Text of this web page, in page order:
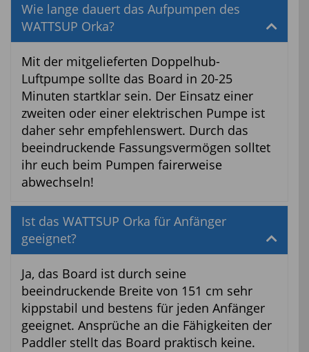
Wie lange dauert das Aufpumpen des
WATTSUP Orka?
Mit der mitgelieferten Doppelhub-
Luftpumpe sollte das Board in 20-25
Minuten startklar sein. Der Einsatz einer
zweiten oder einer elektrischen Pumpe ist
daher sehr empfehlenswert. Durch das
beeindruckende Fassungsvermögen solltet
ihr euch beim Pumpen fairerweise
abwechseln!
Ist das WATTSUP Orka für Anfänger
geeignet?
Ja, das Board ist durch seine
beeindruckende Breite von 151 cm sehr
kippstabil und bestens für jeden Anfänger
geeignet. Ansprüche an die Fähigkeiten der
Paddler stellt das Board praktisch keine.